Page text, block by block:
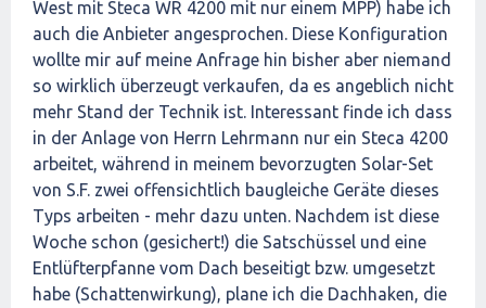
West mit Steca WR 4200 mit nur einem MPP) habe ich
auch die Anbieter angesprochen. Diese Konfiguration
wollte mir auf meine Anfrage hin bisher aber niemand
so wirklich überzeugt verkaufen, da es angeblich nicht
mehr Stand der Technik ist. Interessant finde ich dass
in der Anlage von Herrn Lehrmann nur ein Steca 4200
arbeitet, während in meinem bevorzugten Solar-Set
von S.F. zwei offensichtlich baugleiche Geräte dieses
Typs arbeiten - mehr dazu unten. Nachdem ist diese
Woche schon (gesichert!) die Satschüssel und eine
Entlüfterpfanne vom Dach beseitigt bzw. umgesetzt
habe (Schattenwirkung), plane ich die Dachhaken, die